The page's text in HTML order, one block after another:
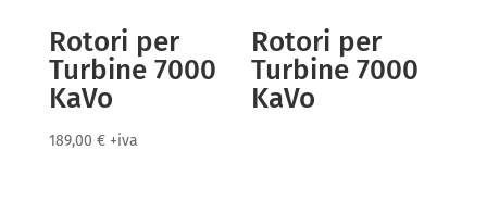
Rotori per
Turbine 7000
KaVo
189,00 € +iva
Rotori per
Turbine 7000
KaVo